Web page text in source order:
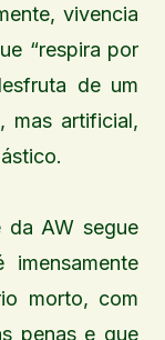
vivencia
“respira por
de um
mas artificial,
da AW segue
morto, com
penas e que